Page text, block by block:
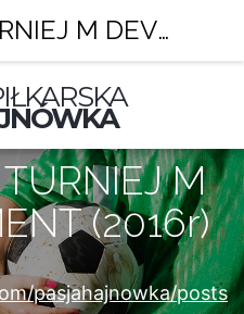
TURNIEJ M
(2016r)
pasjahajnowka/posts
(04.12.2022) TURNIEJ M DEVELOPMENT (2016r) – Pasja Hajnówka